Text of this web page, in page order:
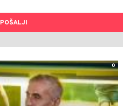
POŠALJI
0